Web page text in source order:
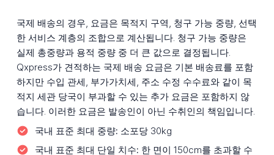
국제 배송의 경우, 요금은 목적지 구역, 청구 가능 중량, 선택
한 서비스 계층의 조합으로 계산됩니다. 청구 가능 중량은
실제 총중량과 용적 중량 중 더 큰 값으로 결정됩니다.
Qxpress가 견적하는 국제 배송 요금은 기본 배송료를 포함
하지만 수입 관세, 부가가치세, 주소 수정 수수료와 같이 목
적지 세관 당국이 부과할 수 있는 추가 요금은 포함하지 않
습니다. 이러한 요금은 발송인이 아닌 수취인의 책임입니다.
국내 표준 최대 중량: 소포당 30kg
국내 표준 최대 단일 치수: 한 면이 150cm를 초과할 수